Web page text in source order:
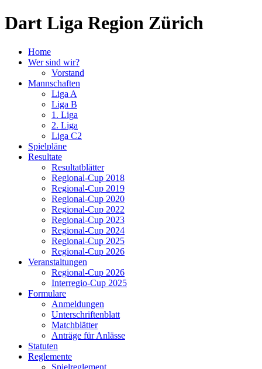
Dart Liga Region Zürich
Home
Wer sind wir?
Vorstand
Mannschaften
Liga A
Liga B
1. Liga
2. Liga
Liga C2
Spielpläne
Resultate
Resultatblätter
Regional-Cup 2018
Regional-Cup 2019
Regional-Cup 2020
Regional-Cup 2022
Regional-Cup 2023
Regional-Cup 2024
Regional-Cup 2025
Regional-Cup 2026
Veranstaltungen
Regional-Cup 2026
Interregio-Cup 2025
Formulare
Anmeldungen
Unterschriftenblatt
Matchblätter
Anträge für Anlässe
Statuten
Reglemente
Spielreglement